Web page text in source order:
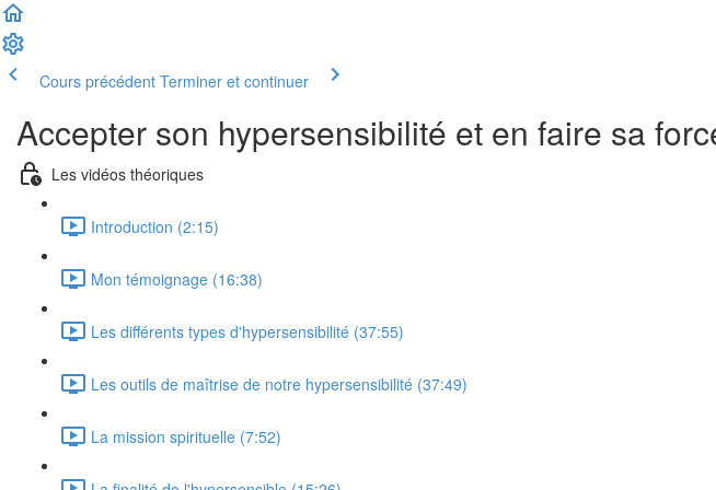
Cours précédent Terminer et continuer
Accepter son hypersensibilité et en faire sa
Les vidéos théoriques
Introduction (2:15)
Mon témoignage (16:38)
Les différents types d'hypersensibilité (37:55)
Les outils de maîtrise de notre hypersensibilité (37:49)
La mission spirituelle (7:52)